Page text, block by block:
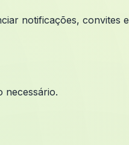
notificações, convites e
necessário.